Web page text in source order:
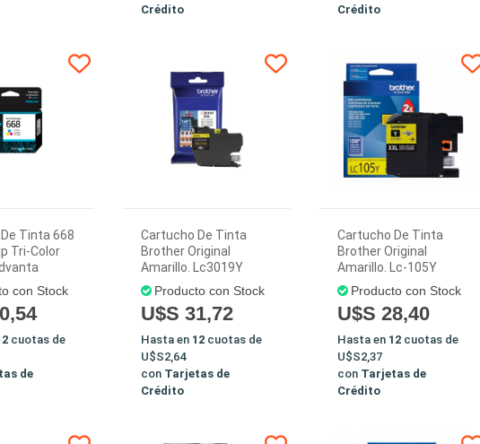
Crédito
Crédito
Tinta 668
Tri-Color
con Stock
cuotas de
de
Cartucho De Tinta
Brother Original
Amarillo. Lc3019Y
Producto con Stock
U$S 31,72
Hasta en 12cuotas de
U$S2,64
con Tarjetas de
Crédito
Cartucho De Tinta
Brother Original
Amarillo. Lc-105Y
Producto con Stock
U$S 28,40
Hasta en 12 cuotas de
U$S2,37
con Tarjetas de
Crédito